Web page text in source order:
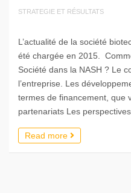
STRATEGIE ET RÉSULTATS
L’actualité de la société
été chargée en 2015.
Société dans la NASH ? Le
l’entreprise. Les
termes de financement, que
partenariats Les
Read more